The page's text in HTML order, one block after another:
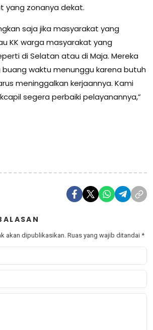
yang zonanya dekat.
saja jika masyarakat yang
KK warga masyarakat yang
di Selatan atau di Maja. Mereka
waktu menunggu karena butuh
meninggalkan kerjaannya. Kami
segera perbaiki pelayanannya,”
akan dipublikasikan. Ruas yang wajib ditandai *